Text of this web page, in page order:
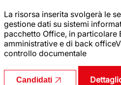
La risorsa inserita svolgerà le
gestione dati su sistemi
pacchetto Office, in particolare
amministrative e di back
controllo documentale
Candidati